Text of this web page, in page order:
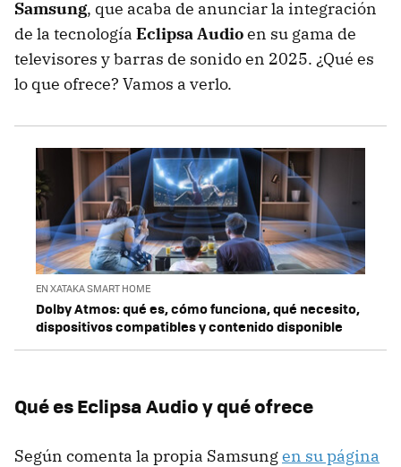
Samsung, que acaba de anunciar la integración
de la tecnología Eclipsa Audioen su gama de
televisores y barras de sonido en 2025. ¿Qué es
lo que ofrece? Vamos a verlo.
EN XATAKA SMART HOME
Dolby Atmos: qué es, cómo funciona, qué necesito,
dispositivos compatibles y contenido disponible
Qué es Eclipsa Audio y qué ofrece
Según comenta la propia Samsungen su página